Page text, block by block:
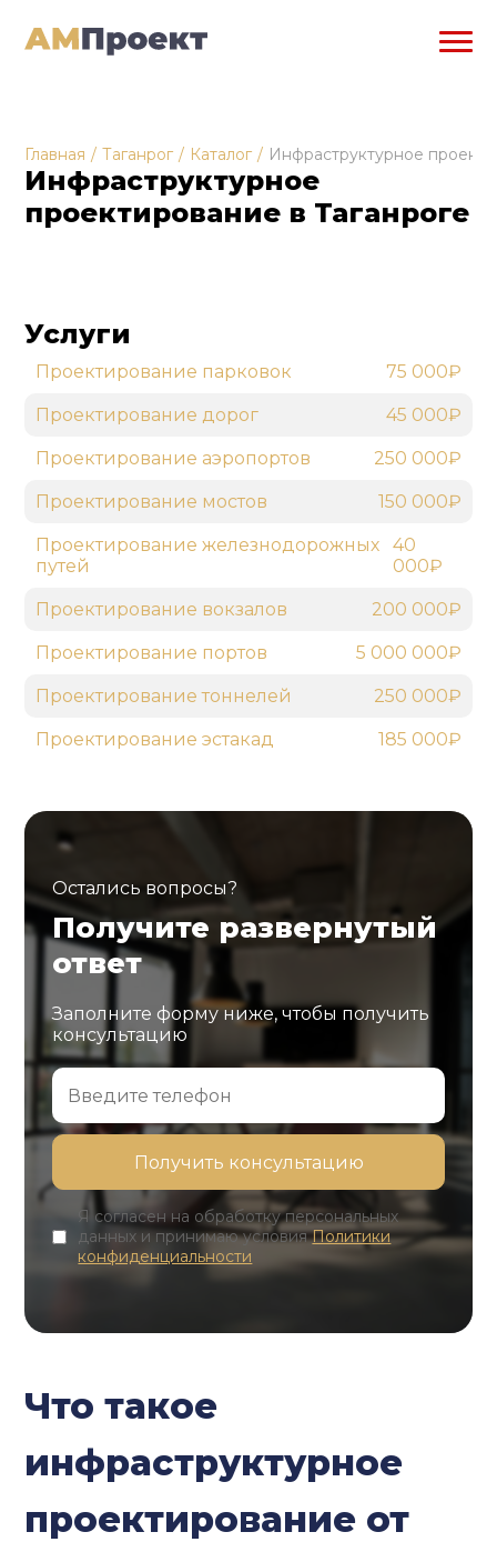
Главная / Таганрог / Каталог / Инфраструктурное
Инфраструктурное
проектирование в Таганроге
Услуги
Проектирование парковок 75 000₽
Проектирование дорог 45 000₽
Проектирование аэропортов 250 000₽
Проектирование мостов 150 000₽
Проектирование железнодорожных
путей
40
000₽
Проектирование вокзалов 200 000₽
Проектирование портов 5 000 000₽
Проектирование тоннелей 250 000₽
Проектирование эстакад 185 000₽
Остались вопросы?
Получите развернутый
ответ
Заполните форму ниже, чтобы получить
консультацию
Я согласен на обработку персональных
данных и принимаю условияПолитики
конфиденциальности
Что такое
инфраструктурное
проектирование от